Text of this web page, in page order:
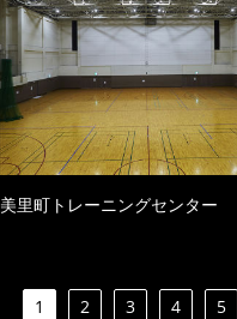
美里町トレーニングセンター
1 2 3 4 5